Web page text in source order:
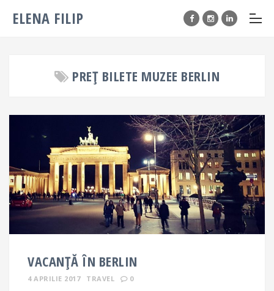
ELENA FILIP
PREȚ BILETE MUZEE BERLIN
VACANȚĂ ÎN BERLIN
4 APRILIE 2017 TRAVEL 0